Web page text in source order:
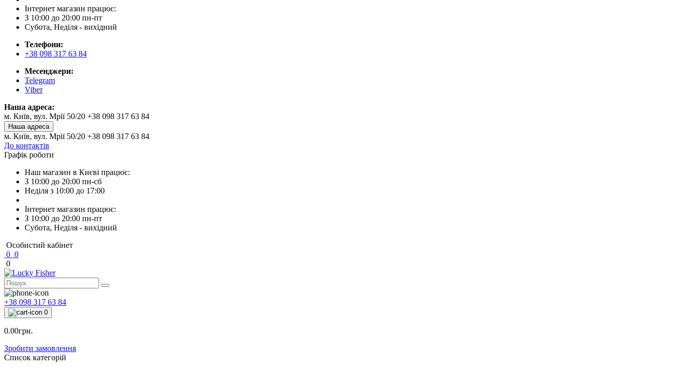
Інтернет магазин працює:
З 10:00 до 20:00 пн-пт
Субота, Неділя - вихідний
Телефони:
+38 098 317 63 84
Месенджери:
Telegram
Viber
Наша адреса:
м. Київ, вул. Мрії 50/20 +38 098 317 63 84
Наша адреса
м. Київ, вул. Мрії 50/20 +38 098 317 63 84
До контактів
Графік роботи
Наш магазин в Києві працює:
З 10:00 до 20:00 пн-сб
Неділя з 10:00 до 17:00
Інтернет магазин працює:
З 10:00 до 20:00 пн-пт
Субота, Неділя - вихідний
Особистий кабінет
0 0
0
+38 098 317 63 84
0
0.00грн.
Зробити замовлення
Список категорій